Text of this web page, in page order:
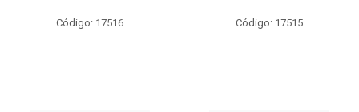
Código: 17516 Código: 17515